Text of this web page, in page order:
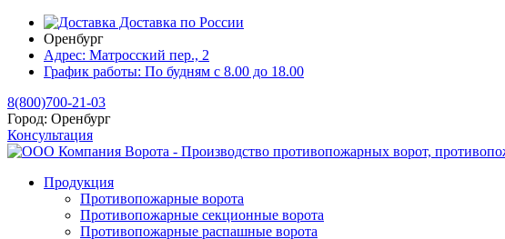
Доставка по России
Оренбург
Адрес: Матросский пер., 2
График работы: По будням с 8.00 до 18.00
8(800)700-21-03
Город: Оренбург
Консультация
Продукция
Противопожарные ворота
Противопожарные секционные ворота
Противопожарные распашные ворота